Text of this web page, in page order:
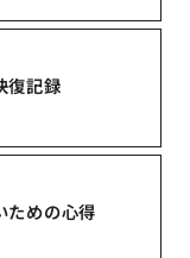
復記録
ための心得